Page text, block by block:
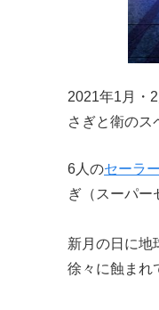
2021年1月・
さぎと衛のス
6人のセーラ
ぎ（スーパー
新月の日に地
徐々に蝕まれ